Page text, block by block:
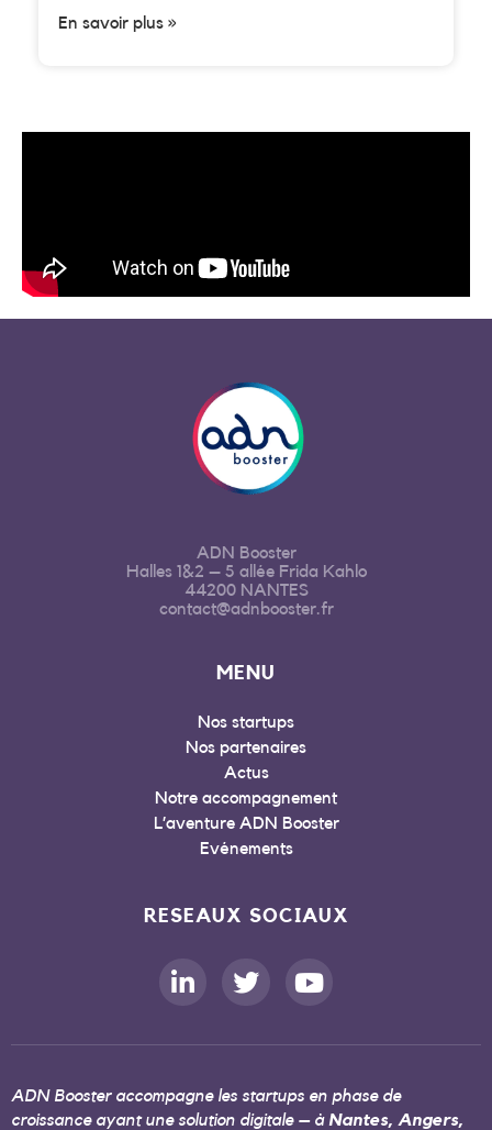
En savoir plus »
ADN Booster
Halles 1&2 – 5 allée Frida Kahlo
44200 NANTES
contact@adnbooster.fr
MENU
Nos startups
Nos partenaires
Actus
Notre accompagnement
L’aventure ADN Booster
Evénements
RESEAUX SOCIAUX
ADN Booster accompagne les startups en phase de
croissance ayant une solution digitale – àNantes, Angers,